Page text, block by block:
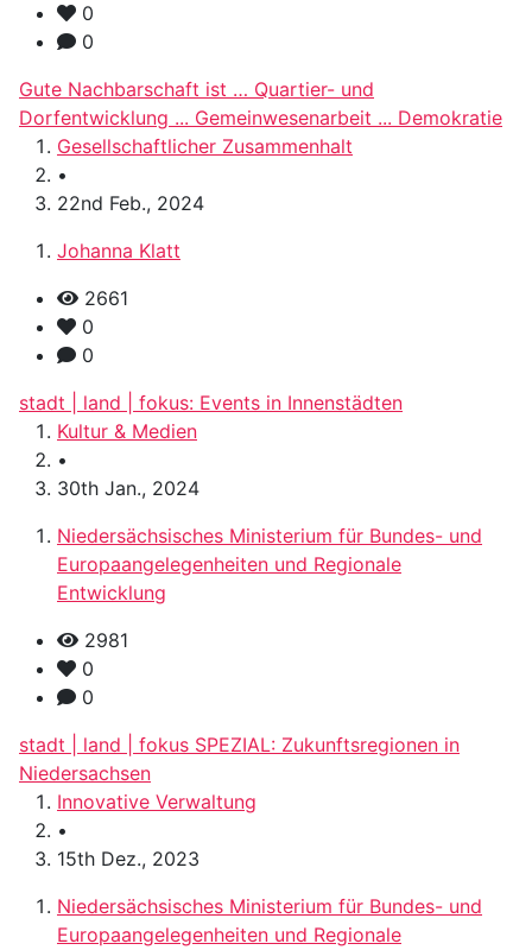
0
0
Gute Nachbarschaft ist … Quartier- und
Dorfentwicklung ... Gemeinwesenarbeit ... Demokratie
Gesellschaftlicher Zusammenhalt
•
22nd Feb., 2024
Johanna Klatt
2661
0
0
stadt | land | fokus: Events in Innenstädten
Kultur & Medien
•
30th Jan., 2024
Niedersächsisches Ministerium für Bundes- und
Europaangelegenheiten und Regionale
Entwicklung
2981
0
0
stadt | land | fokus SPEZIAL: Zukunftsregionen in
Niedersachsen
Innovative Verwaltung
•
15th Dez., 2023
Niedersächsisches Ministerium für Bundes- und
Europaangelegenheiten und Regionale